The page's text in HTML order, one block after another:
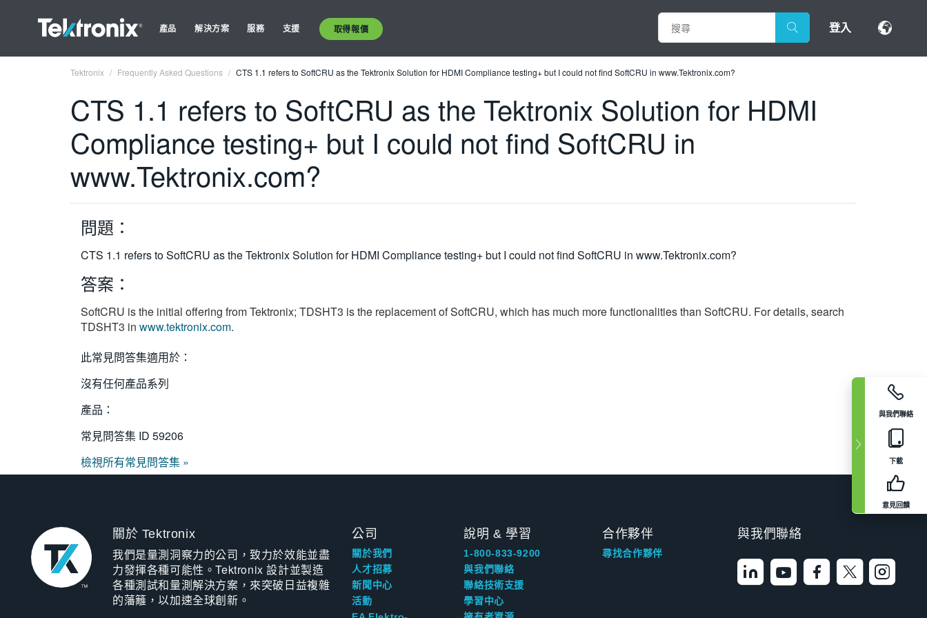
產品 解決方案 服務 支援 取得報價 登入
與我們聯絡
下載
意見回饋
Tektronix Frequently Asked Questions CTS 1.1 refers to SoftCRU as the Tektronix Solution for HDMI Compliance testing+ but I could not find SoftCRU in www.Tektronix.com?
CTS 1.1 refers to SoftCRU as the Tektronix Solution for HDMI
Compliance testing+ but I could not find SoftCRU in
www.Tektronix.com?
問題：
CTS 1.1 refers to SoftCRU as the Tektronix Solution for HDMI Compliance testing+ but I could not find SoftCRU in www.Tektronix.com?
答案：
SoftCRU is the initial offering from Tektronix; TDSHT3 is the replacement of SoftCRU, which has much more functionalities than SoftCRU. For details, search
TDSHT3 in www.tektronix.com.
此常見問答集適用於：
沒有任何產品系列
產品：
常見問答集 ID 59206
檢視所有常見問答集 »
關於 Tektronix
我們是量測洞察力的公司，致力於效能並盡
力發揮各種可能性。Tektronix 設計並製造
各種測試和量測解決方案，來突破日益複雜
的藩籬，以加速全球創新。
公司
關於我們
人才招募
新聞中心
活動
說明 & 學習
1-800-833-9200
與我們聯絡
聯絡技術支援
學習中心
合作夥伴
尋找合作夥伴
與我們聯絡